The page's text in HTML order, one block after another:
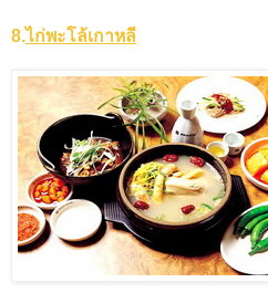
8.ไก่พะโล้เกาหลี